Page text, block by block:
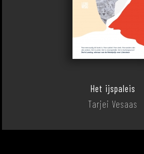
Het ijspaleis
Tarjei Vesaas